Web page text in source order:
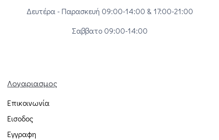
Δευτέρα - Παρασκευή 09:00-14:00 & 17:00-21:00
Σαββατο 09:00-14:00
Λογαριασμος
Επικοινωνία
Εισοδος
Εγγραφη